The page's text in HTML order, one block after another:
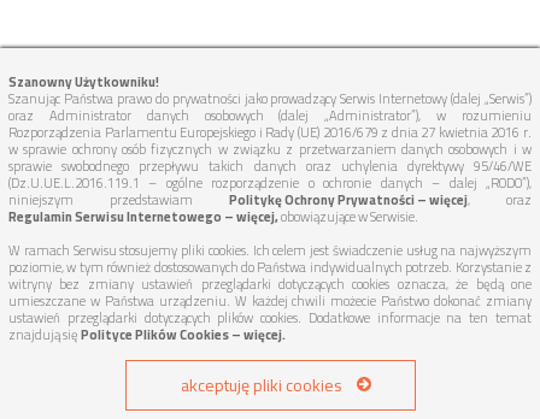
Szanowny Użytkowniku!
Szanując Państwa prawo do prywatności jako prowadzący Serwis Internetowy (dalej „Serwis”)
oraz Administrator danych osobowych (dalej „Administrator”), w rozumieniu
Rozporządzenia Parlamentu Europejskiego i Rady (UE) 2016/679 z dnia 27 kwietnia 2016 r.
w sprawie ochrony osób fizycznych w związku z przetwarzaniem danych osobowych i w
sprawie swobodnego przepływu takich danych oraz uchylenia dyrektywy 95/46/WE
(Dz.U.UE.L.2016.119.1 – ogólne rozporządzenie o ochronie danych – dalej „RODO”),
niniejszym przedstawiam Politykę Ochrony Prywatności – więcej, oraz
Regulamin Serwisu Internetowego – więcej,obowiązujące w Serwisie.
W ramach Serwisu stosujemy pliki cookies. Ich celem jest świadczenie usług na najwyższym
poziomie, w tym również dostosowanych do Państwa indywidualnych potrzeb. Korzystanie z
witryny bez zmiany ustawień przeglądarki dotyczących cookies oznacza, że będą one
umieszczane w Państwa urządzeniu. W każdej chwili możecie Państwo dokonać zmiany
ustawień przeglądarki dotyczących plików cookies. Dodatkowe informacje na ten temat
znajdują sięPolityce Plików Cookies – więcej.
akceptuję pliki cookies